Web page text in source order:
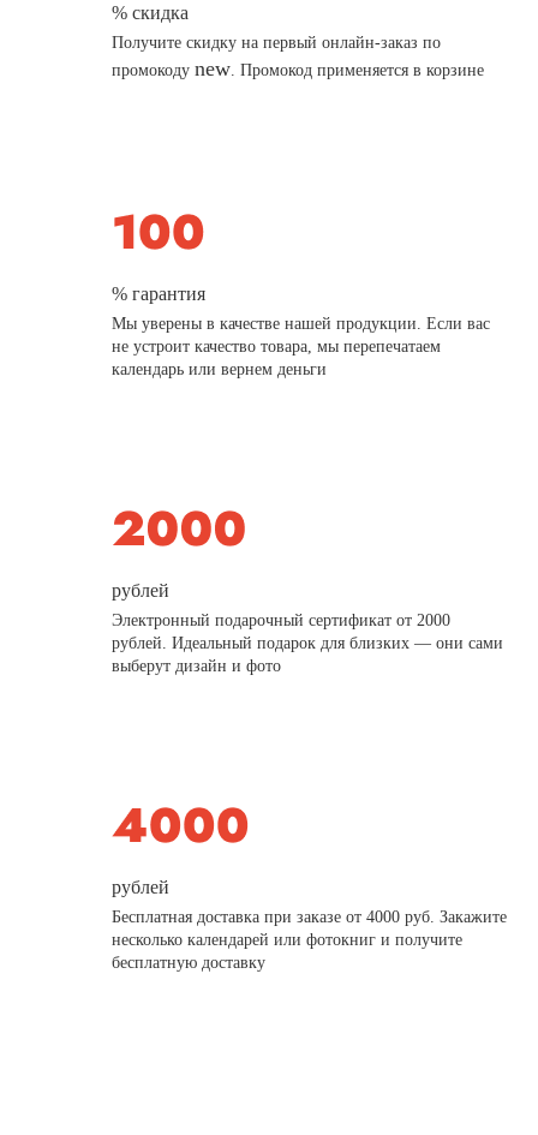
% скидка
Получите скидку на первый онлайн-заказ по
промокодуnew. Промокод применяется в корзине
% гарантия
Мы уверены в качестве нашей продукции. Если вас
не устроит качество товара, мы перепечатаем
календарь или вернем деньги
рублей
Электронный подарочный сертификат от 2000
рублей. Идеальный подарок для близких — они сами
выберут дизайн и фото
рублей
Бесплатная доставка при заказе от 4000 руб. Закажите
несколько календарей или фотокниг и получите
бесплатную доставку